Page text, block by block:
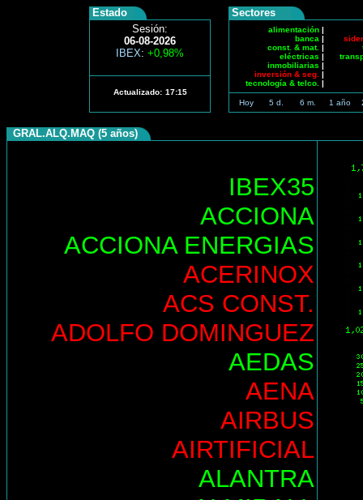
Estado
Sesión:
06-08-2026
IBEX: +0,98%
Actualizado: 17:15
Sectores
alimentación |
banca |
const. & mat. |
eléctricas |
inmobiliarias |
inversión & seg. |
tecnología & telco. |
Hoy 5 d. 6 m. 1 año
GRAL.ALQ.MAQ (5 años)
IBEX35
ACCIONA
ACCIONA ENERGIAS
ACERINOX
ACS CONST.
ADOLFO DOMINGUEZ
AEDAS
AENA
AIRBUS
AIRTIFICIAL
ALANTRA